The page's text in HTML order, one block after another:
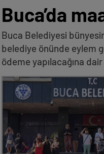
Buca’da
Buca Belediyesi
belediye önünde eylem
ödeme yapılacağına